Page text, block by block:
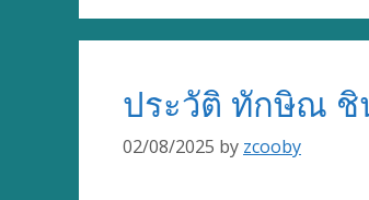
ประวัติ ทักษิณ ชิ
02/08/2025 by zcooby